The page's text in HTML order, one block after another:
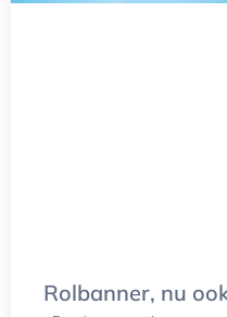
Rolbanner, nu